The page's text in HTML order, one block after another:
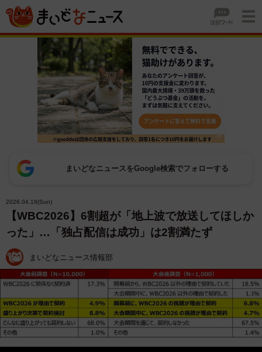
まいどなニュースをGoogle検索でフォローする
2026.04.19(Sun)
【WBC2026】6割超が「地上波で放送してほしか
った」…「独占配信は成功」は2割満たず
まいどなニュース情報部